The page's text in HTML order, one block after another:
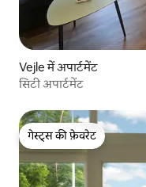
Vejle में अपार्टमेंट
सिटी अपार्टमेंट
गेस्ट्स की फ़ेवरेट
गेस्ट्स की फ़ेवरेट